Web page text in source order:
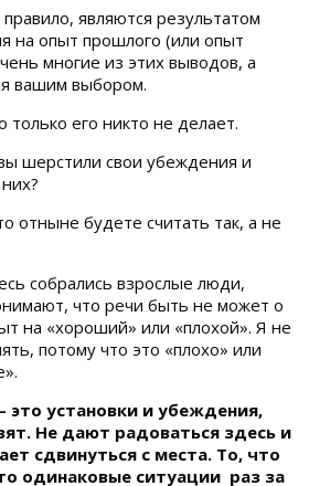
являются результатом
на опыт прошлого (или опыт
многие из этих выводов, а
вашим выбором.
его никто не делает.
шерстили свои убеждения и
отныне будете считать так, а не
собрались взрослые люди,
что речи быть не может о
на «хороший» или «плохой». Я не
потому что это «плохо» или
это установки и убеждения,
Не дают радоваться здесь и
сдвинуться с места. То, что
одинаковые ситуации раз за